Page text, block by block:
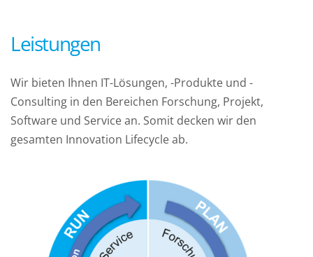
Leistungen
Wir bieten Ihnen IT-Lösungen, -Produkte und -
Consulting in den Bereichen Forschung, Projekt,
Software und Service an. Somit decken wir den
gesamten Innovation Lifecycle ab.